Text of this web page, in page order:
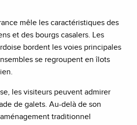
mêle les caractéristiques des
et des bourgs casalers. Les
bordent les voies principales
se regroupent en îlots
les visiteurs peuvent admirer
de galets. Au-delà de son
traditionnel